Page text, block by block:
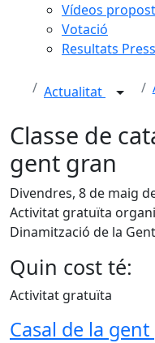
Vídeos
Votació
Resultats
Actualitat
Classe de
gent gran
Divendres, 8 de maig
Activitat gratuïta
Dinamització de la
Quin cost té:
Activitat gratuïta
Casal de la